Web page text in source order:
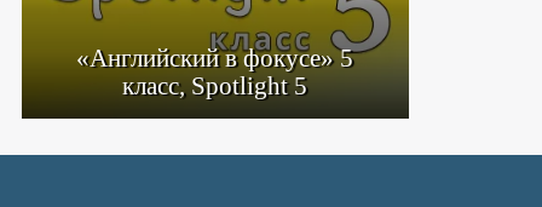
«Английский в фокусе» 5
класс, Spotlight 5